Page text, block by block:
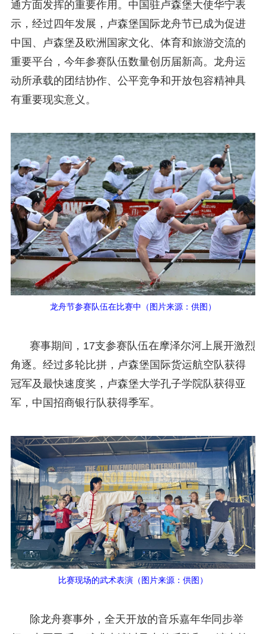
通方面发挥的重要作用。中国驻卢森堡大使华宁表
示，经过四年发展，卢森堡国际龙舟节已成为促进
中国、卢森堡及欧洲国家文化、体育和旅游交流的
重要平台，今年参赛队伍数量创历届新高。龙舟运
动所承载的团结协作、公平竞争和开放包容精神具
有重要现实意义。
龙舟节参赛队伍在比赛中（图片来源：供图）
赛事期间，17支参赛队伍在摩泽尔河上展开激烈
角逐。经过多轮比拼，卢森堡国际货运航空队获得
冠军及最快速度奖，卢森堡大学孔子学院队获得亚
军，中国招商银行队获得季军。
比赛现场的武术表演（图片来源：供图）
除龙舟赛事外，全天开放的音乐嘉年华同步举